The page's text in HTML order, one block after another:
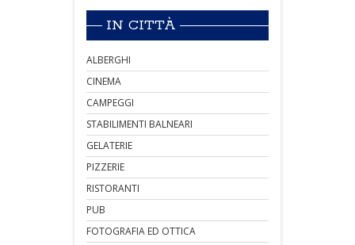
IN CITTÀ
ALBERGHI
CINEMA
CAMPEGGI
STABILIMENTI BALNEARI
GELATERIE
PIZZERIE
RISTORANTI
PUB
FOTOGRAFIA ED OTTICA